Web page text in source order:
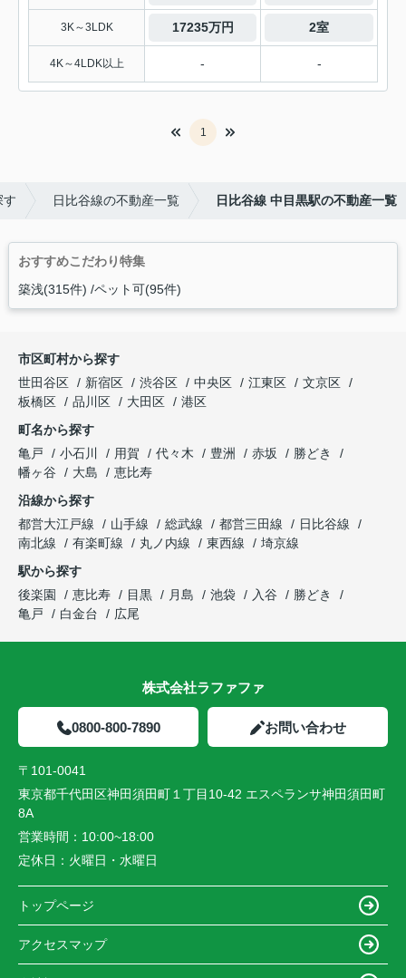
3K～3LDK 17235万円 2室
4K～4LDK以上 - -
1
す 日比谷線の不動産一覧 日比谷線 中目黒駅の不動産一覧
おすすめこだわり特集
築浅(315件) ペット可(95件)
市区町村から探す
世田谷区
新宿区 渋谷区 中央区 江東区
文京区
板橋区
品川区 大田区
港区
町名から探す
亀戸
小石川 用賀 代々木 豊洲 赤坂
勝どき
幡ヶ谷
大島
恵比寿
沿線から探す
都営大江戸線
山手線 総武線 都営三田線
日比谷線
南北線
有楽町線 丸ノ内線 東西線
埼京線
駅から探す
後楽園
恵比寿 目黒 月島 池袋 入谷
勝どき
亀戸
白金台 広尾
株式会社ラファファ
0800-800-7890 お問い合わせ
〒101-0041
東京都千代田区神田須田町１丁目10-42 エスペランサ神田須田町
8A
営業時間： 10:00~18:00
定休日： 火曜日・水曜日
トップページ
アクセスマップ